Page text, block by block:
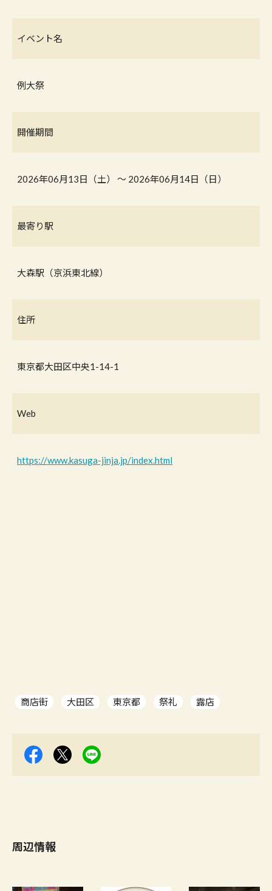
イベント名
例大祭
開催期間
2026年06月13日（土） 〜 2026年06月14日（日）
最寄り駅
大森駅（京浜東北線）
住所
東京都大田区中央1-14-1
Web
https://www.kasuga-jinja.jp/index.html
商店街 大田区 東京都 祭礼 露店
周辺情報